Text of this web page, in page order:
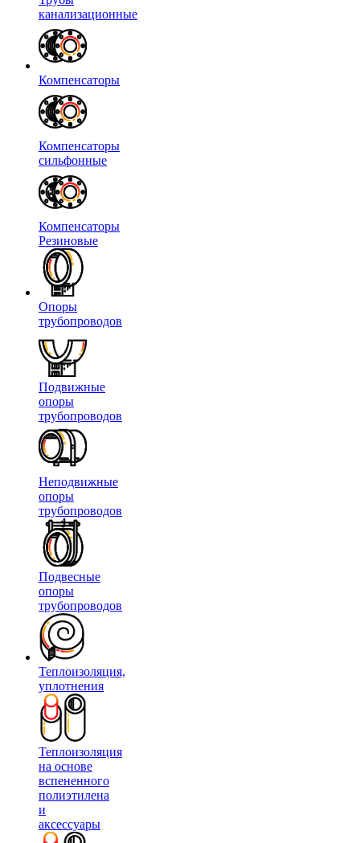
канализационные
Компенсаторы
Компенсаторы
сильфонные
Компенсаторы
Резиновые
Опоры
трубопроводов
Подвижные
опоры
трубопроводов
Неподвижные
опоры
трубопроводов
Подвесные
опоры
трубопроводов
Теплоизоляция,
уплотнения
Теплоизоляция
на основе
вспененного
полиэтилена
и
аксессуары